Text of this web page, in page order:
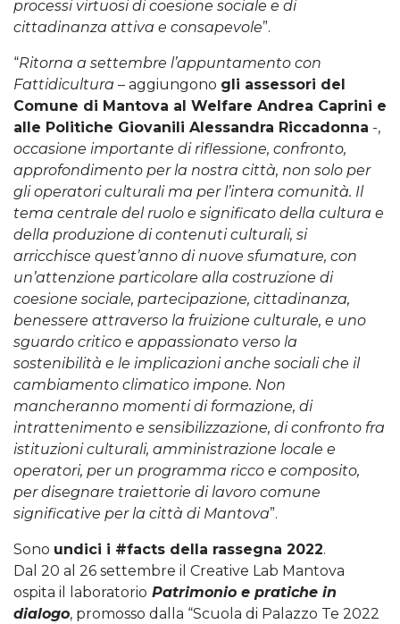
processi virtuosi di coesione sociale e di
cittadinanza attiva e consapevole”.
“Ritorna a settembre l’appuntamento con
Fattidicultura – aggiungono gli assessori del
Comune di Mantova al Welfare Andrea Caprini e
alle Politiche Giovanili Alessandra Riccadonna -,
occasione importante di riflessione, confronto,
approfondimento per la nostra città, non solo per
gli operatori culturali ma per l’intera comunità. Il
tema centrale del ruolo e significato della cultura e
della produzione di contenuti culturali, si
arricchisce quest’anno di nuove sfumature, con
un’attenzione particolare alla costruzione di
coesione sociale, partecipazione, cittadinanza,
benessere attraverso la fruizione culturale, e uno
sguardo critico e appassionato verso la
sostenibilità e le implicazioni anche sociali che il
cambiamento climatico impone. Non
mancheranno momenti di formazione, di
intrattenimento e sensibilizzazione, di confronto fra
istituzioni culturali, amministrazione locale e
operatori, per un programma ricco e composito,
per disegnare traiettorie di lavoro comune
significative per la città di Mantova”.
Sono undici i #facts della rassegna 2022.
Dal 20 al 26 settembre il Creative Lab Mantova
ospita il laboratorio Patrimonio e pratiche in
dialogo, promosso dalla “Scuola di Palazzo Te 2022